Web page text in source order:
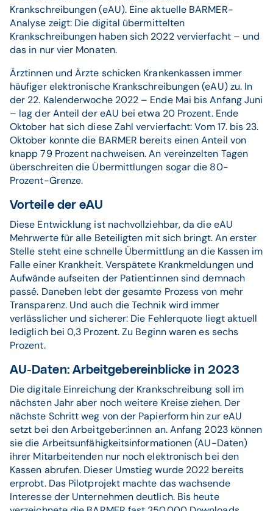
Krankschreibungen (eAU). Eine aktuelle BARMER-
Analyse zeigt: Die digital übermittelten
Krankschreibungen haben sich 2022 vervierfacht – und
das in nur vier Monaten.
Ärztinnen und Ärzte schicken Krankenkassen immer
häufiger elektronische Krankschreibungen (eAU) zu. In
der 22. Kalenderwoche 2022 – Ende Mai bis Anfang Juni
– lag der Anteil der eAU bei etwa 20 Prozent. Ende
Oktober hat sich diese Zahl vervierfacht: Vom 17. bis 23.
Oktober konnte die BARMER bereits einen Anteil von
knapp 79 Prozent nachweisen. An vereinzelten Tagen
überschreiten die Übermittlungen sogar die 80-
Prozent-Grenze.
Vorteile der eAU
Diese Entwicklung ist nachvollziehbar, da die eAU
Mehrwerte für alle Beteiligten mit sich bringt. An erster
Stelle steht eine schnelle Übermittlung an die Kassen im
Falle einer Krankheit. Verspätete Krankmeldungen und
Aufwände aufseiten der Patient:innen sind demnach
passé. Daneben lebt der gesamte Prozess von mehr
Transparenz. Und auch die Technik wird immer
verlässlicher und sicherer: Die Fehlerquote liegt aktuell
lediglich bei 0,3 Prozent. Zu Beginn waren es sechs
Prozent.
AU-Daten: Arbeitgebereinblicke in 2023
Die digitale Einreichung der Krankschreibung soll im
nächsten Jahr aber noch weitere Kreise ziehen. Der
nächste Schritt weg von der Papierform hin zur eAU
setzt bei den Arbeitgeber:innen an. Anfang 2023 können
sie die Arbeitsunfähigkeitsinformationen (AU-Daten)
ihrer Mitarbeitenden nur noch elektronisch bei den
Kassen abrufen. Dieser Umstieg wurde 2022 bereits
erprobt. Das Pilotprojekt machte das wachsende
Interesse der Unternehmen deutlich. Bis heute